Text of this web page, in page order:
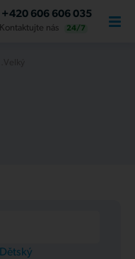
+420 606 606 035
Kontaktujte nás 24/7
Dětský